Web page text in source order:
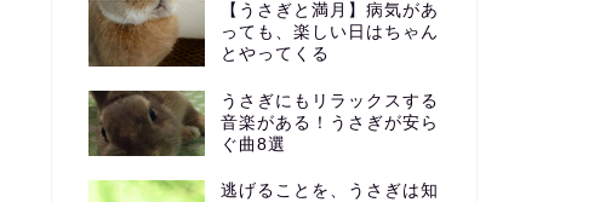
【うさぎと満月】病気があ
っても、楽しい日はちゃん
とやってくる
うさぎにもリラックスする
音楽がある！うさぎが安ら
ぐ曲8選
逃げることを、うさぎは知